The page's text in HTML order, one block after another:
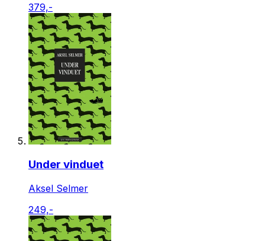
379,-
Under vinduet
Aksel Selmer
249,-